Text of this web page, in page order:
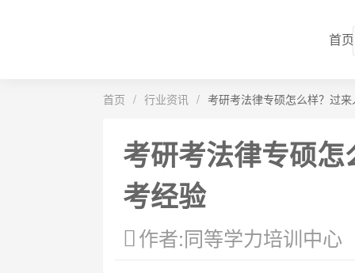
首页
首页 / 行业资讯 / 考研考法律专硕怎么样？过
考研考法律专硕
考经验
作者:同等学力培训中心